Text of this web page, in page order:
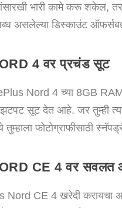
भारी कामे करू शकेल,
असलेल्या डिस्काउंट
4 वर प्रचंड सूट
Nord 4 च्या 8GB
सूट देत आहे. जर तुम्ही
तुम्हाला फोटोग्राफीसाठी
CE 4 वर
Nord CE 4 खरेदी करायचा